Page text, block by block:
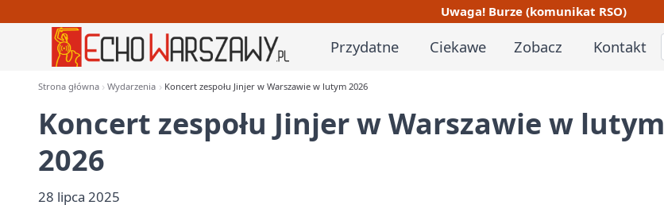
Uwaga! Burze (komunikat RSO)
Przydatne Ciekawe Zobacz Kontakt
Strona główna Wydarzenia Koncert zespołu Jinjer w Warszawie w lutym 2026
Koncert zespołu Jinjer w Warszawie w lutym
2026
28 lipca 2025